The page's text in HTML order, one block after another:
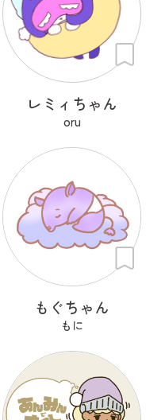
レミィちゃん
oru
もぐちゃん
もに